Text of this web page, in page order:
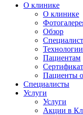
О клинике
О клинике
Обзор
Пациентам
Пациенты
Специалисты
Услуги
Услуги
Акции в